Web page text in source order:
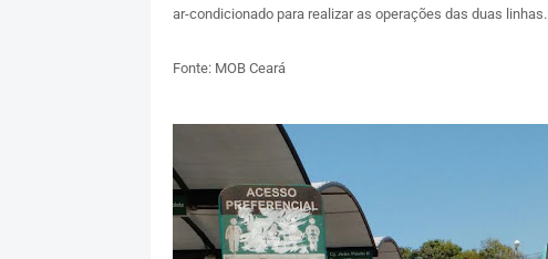
ar-condicionado para realizar as operações das duas linhas.
Fonte: MOB Ceará